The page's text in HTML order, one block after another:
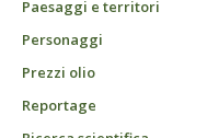
Paesaggi e territori
Personaggi
Prezzi olio
Reportage